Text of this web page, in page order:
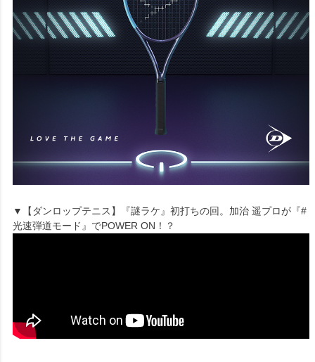
▼【ダンロップテニス】『謎ラケ』初打ちの回。加治 遥プロが『#
光速弾道モード』でPOWER ON！？